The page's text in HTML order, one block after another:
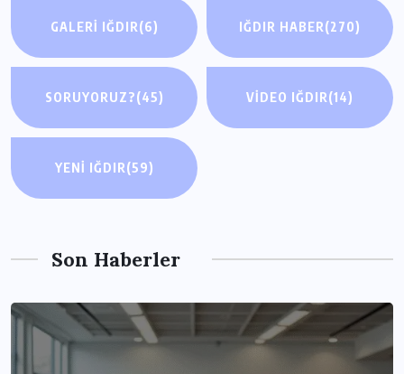
GALERI IĞDIR(6) IĞDIR HABER(270)
SORUYORUZ?(45) VIDEO IĞDIR(14)
YENI IĞDIR(59)
Son Haberler